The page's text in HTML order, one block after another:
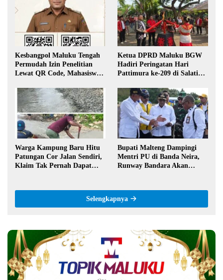
Kesbangpol Maluku Tengah
Permudah Izin Penelitian
Lewat QR Code, Mahasiswa
Ketua DPRD Maluku BGW
Hadiri Peringatan Hari
Pattimura ke-209 di Salatiga,
Orang Basudara
Warga Kampung Baru Hitu
Patungan Cor Jalan Sendiri,
Klaim Tak Pernah Dapat
Bupati Malteng Dampingi
Mentri PU di Banda Neira,
Runway Bandara Akan
Selengkapnya